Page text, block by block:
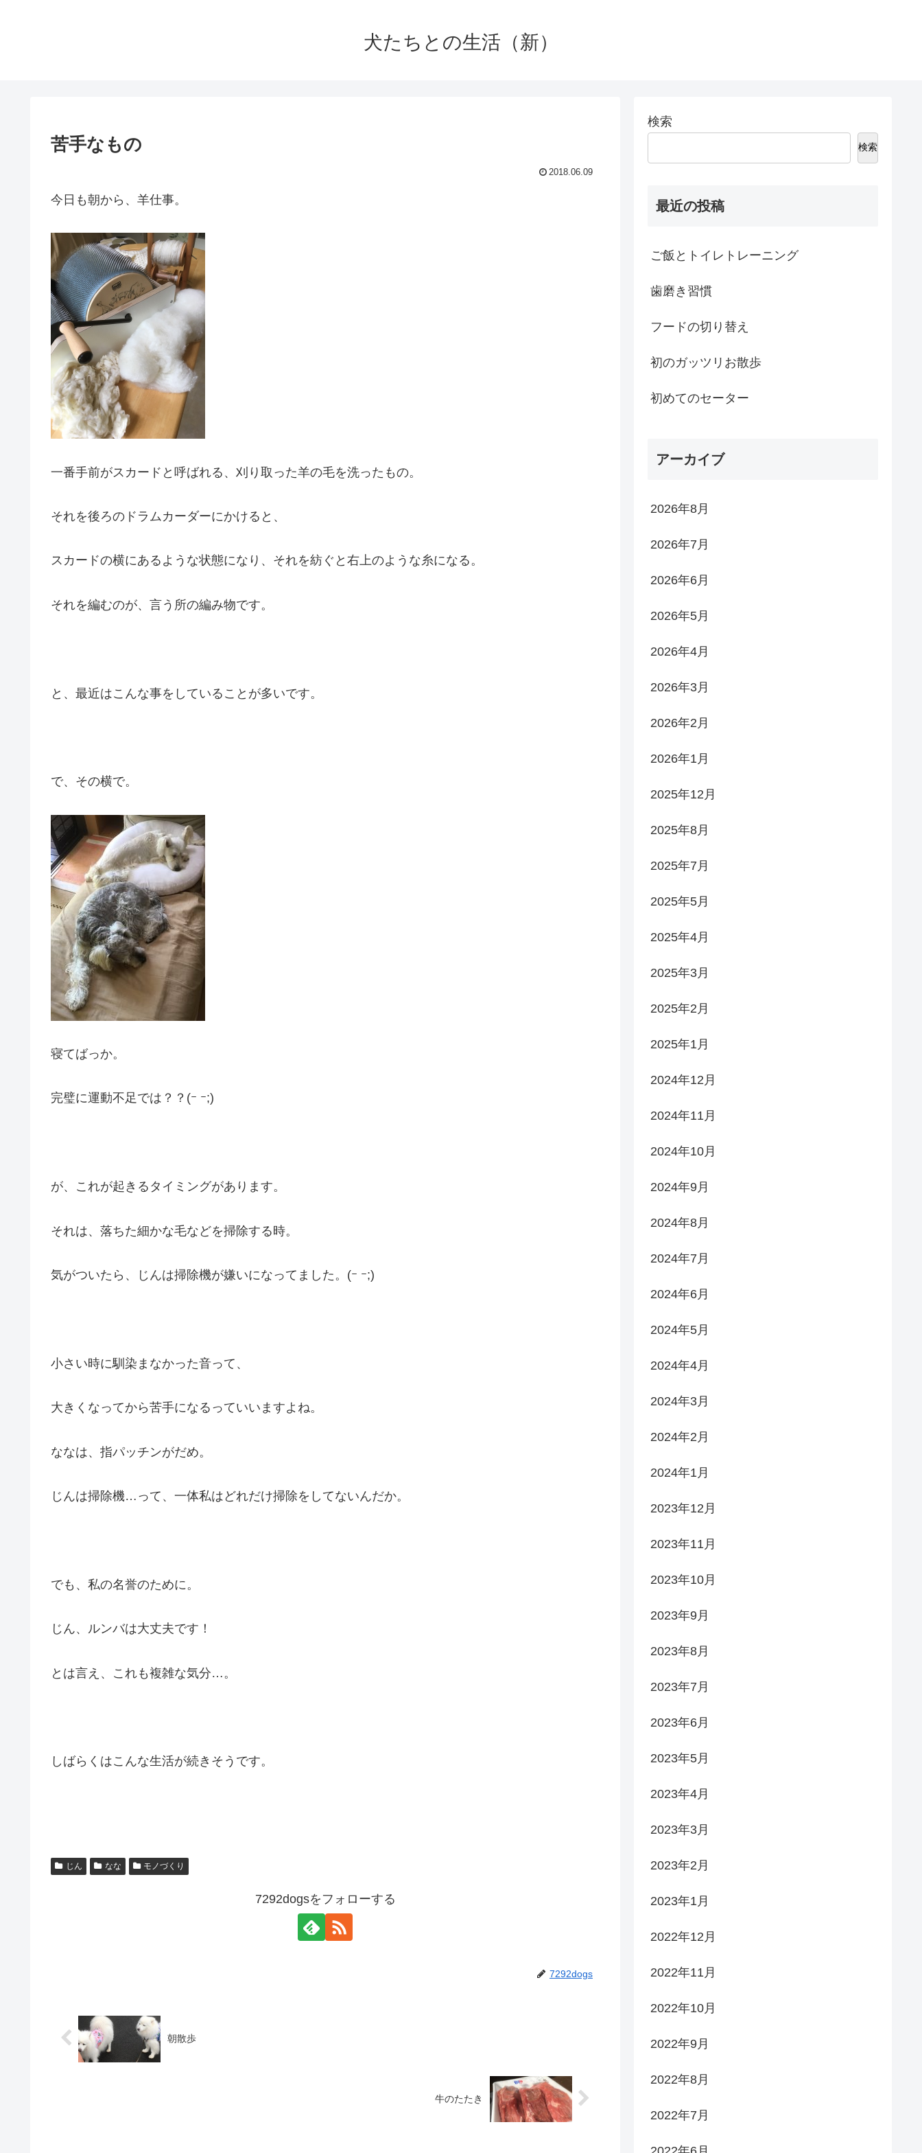
犬たちとの生活（新）
苦手なもの
2018.06.09
今日も朝から、羊仕事。
一番手前がスカードと呼ばれる、刈り取った羊の毛を洗ったもの。
それを後ろのドラムカーダーにかけると、
スカードの横にあるような状態になり、それを紡ぐと右上のような糸になる。
それを編むのが、言う所の編み物です。
と、最近はこんな事をしていることが多いです。
で、その横で。
寝てばっか。
完璧に運動不足では？？(ｰ ｰ;)
が、これが起きるタイミングがあります。
それは、落ちた細かな毛などを掃除する時。
気がついたら、じんは掃除機が嫌いになってました。(ｰ ｰ;)
小さい時に馴染まなかった音って、
大きくなってから苦手になるっていいますよね。
ななは、指パッチンがだめ。
じんは掃除機…って、一体私はどれだけ掃除をしてないんだか。
でも、私の名誉のために。
じん、ルンバは大丈夫です！
とは言え、これも複雑な気分…。
しばらくはこんな生活が続きそうです。
じん なな モノづくり
7292dogsをフォローする
7292dogs
朝散歩
牛のたたき
検索
検索
最近の投稿
ご飯とトイレトレーニング
歯磨き習慣
フードの切り替え
初のガッツリお散歩
初めてのセーター
アーカイブ
2026年8月
2026年7月
2026年6月
2026年5月
2026年4月
2026年3月
2026年2月
2026年1月
2025年12月
2025年8月
2025年7月
2025年5月
2025年4月
2025年3月
2025年2月
2025年1月
2024年12月
2024年11月
2024年10月
2024年9月
2024年8月
2024年7月
2024年6月
2024年5月
2024年4月
2024年3月
2024年2月
2024年1月
2023年12月
2023年11月
2023年10月
2023年9月
2023年8月
2023年7月
2023年6月
2023年5月
2023年4月
2023年3月
2023年2月
2023年1月
2022年12月
2022年11月
2022年10月
2022年9月
2022年8月
2022年7月